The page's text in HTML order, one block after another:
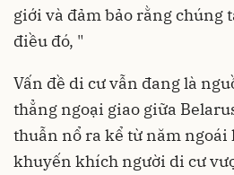
giới và đảm bảo rằng chúng
điều đó, "
Vấn đề di cư vẫn đang là
thẳng ngoại giao giữa
thuẫn nổ ra kể từ năm ngoái
khuyến khích người di cư